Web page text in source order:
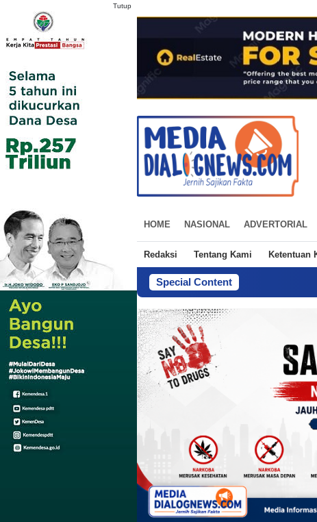
HOME NASIONAL ADVERTORIAL
Redaksi Tentang Kami Ketentuan
Special Content
Tutup